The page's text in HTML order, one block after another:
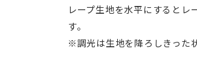
レープ生地を水平にすると
す。
※調光は生地を降ろしきった